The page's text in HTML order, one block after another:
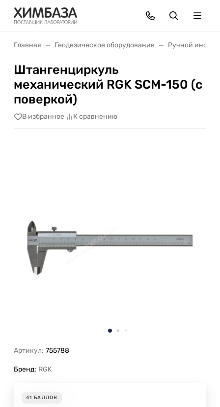
Главная Геодезическое оборудование Ручной
Штангенциркуль
механический RGK SCM-150 (с
поверкой)
В избранное К сравнению
Артикул: 755788
Бренд: RGK
41 БАЛЛОВ